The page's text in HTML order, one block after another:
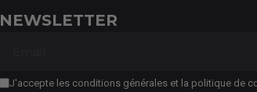
NEWSLETTER
J'accepte les conditions générales et la politique de